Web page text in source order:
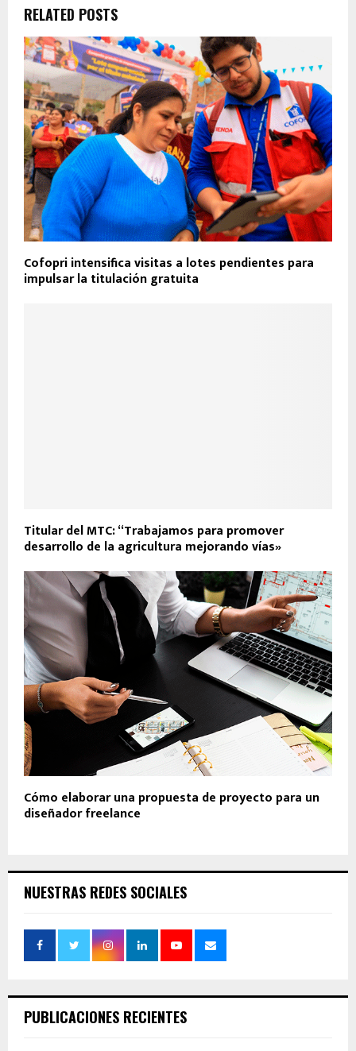
RELATED POSTS
Cofopri intensifica visitas a lotes pendientes para
impulsar la titulación gratuita
Titular del MTC: “Trabajamos para promover
desarrollo de la agricultura mejorando vías»
Cómo elaborar una propuesta de proyecto para un
diseñador freelance
NUESTRAS REDES SOCIALES
PUBLICACIONES RECIENTES